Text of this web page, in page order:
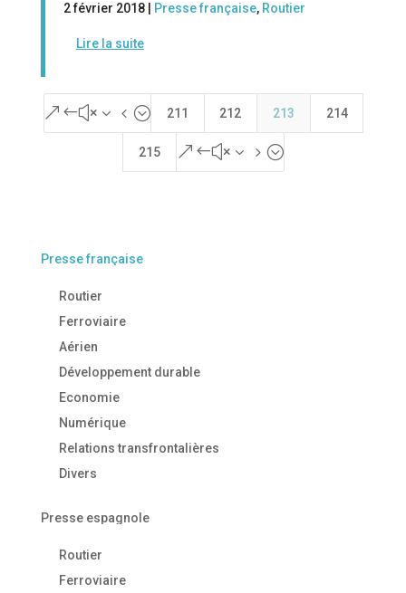
2 février 2018 | Presse française, Routier
Lire la suite
&#x34; 211 212 213 214
215 &#x35;
Presse française
Routier
Ferroviaire
Aérien
Développement durable
Economie
Numérique
Relations transfrontalières
Divers
Presse espagnole
Routier
Ferroviaire